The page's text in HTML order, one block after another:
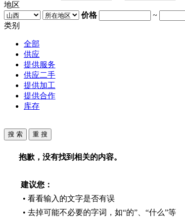
地区
价格
~
类别
全部
供应
提供服务
供应二手
提供加工
提供合作
库存
抱歉，没有找到相关的内容。
建议您：
• 看看输入的文字是否有误
• 去掉可能不必要的字词，如“的”、“什么”等